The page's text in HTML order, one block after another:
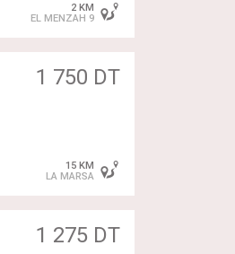
2 KM
EL MENZAH 9
1 750 DT
15 KM
LA MARSA
1 275 DT